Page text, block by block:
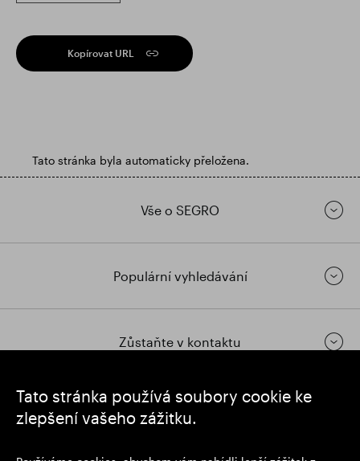
Tato stránka používá soubory cookie ke
zlepšení vašeho zážitku.
Kopírovat URL
Tato stránka byla automaticky přeložena.
Vše o SEGRO
Populární vyhledávání
Zůstaňte v kontaktu
https://www.linkedin.com/
https://www.youtube.com/
https://twitter.com/